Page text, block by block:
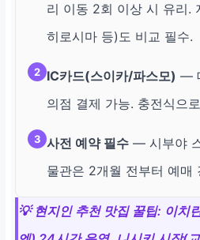
리 이동 2회 이상 시 유리.
히로시마 등)도 비교 필수.
2 IC카드(스이카/파스모) —
의점 결제 가능. 충전식으
3 사전 예약 필수 — 시부야
물관은 2개월 전부터 예매
💡 현지인 추천 맛집 꿀팁: 이